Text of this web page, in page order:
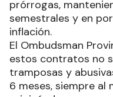
prórrogas,
semestrales y en
inflación.
El Ombudsman
estos contratos no
tramposas y
6 meses, siempre al